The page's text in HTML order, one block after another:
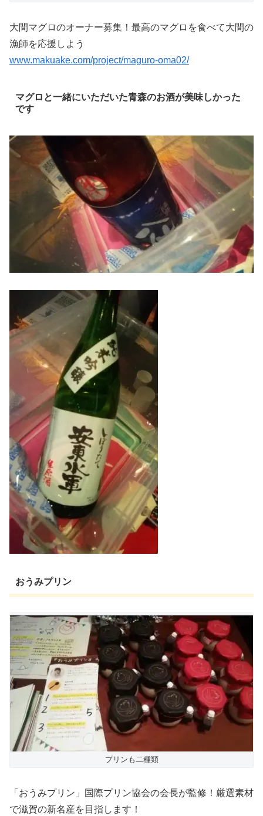
大間マグロのオーナー募集！最高のマグロを食べて大間の
漁師を応援しよう
www.makuake.com/project/maguro-oma02/
マグロと一緒にいただいた青森のお酒が美味しかった
です
おうみプリン
プリンも二種類
「おうみプリン」国際プリン協会の会長が監修！厳選素材
で滋賀の新名産を目指します！